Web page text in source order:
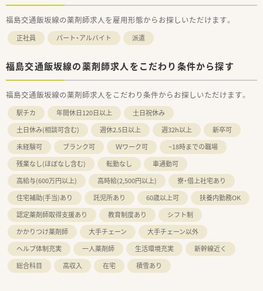
福島交通飯坂線の薬剤師求人を雇用形態からお探しいただけます。
正社員 パート・アルバイト 派遣
福島交通飯坂線の薬剤師求人をこだわり条件から探す
福島交通飯坂線の薬剤師求人をこだわり条件からお探しいただけます。
駅チカ 年間休日120日以上
土日祝休み
土日休み(相談可含む)
週休2.5日以上 週32h以上
新卒可
未経験可
ブランク可 Ｗワーク可
~18時までの職場
残業なし(ほぼなし含む)
転勤なし
車通勤可
高給与(600万円以上)
高時給(2,500円以上)
寮・借上社宅あり
住宅補助(手当)あり
託児所あり 60歳以上可
扶養内勤務OK
認定薬剤師取得支援あり
教育制度あり
シフト制
かかりつけ薬剤師
大手チェーン
大手チェーン以外
ヘルプ体制充実
一人薬剤師 生活環境充実
新幹線近く
総合科目
高収入 在宅 積雪あり